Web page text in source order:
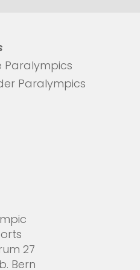
Paralympics
Paralympics
27
Bern